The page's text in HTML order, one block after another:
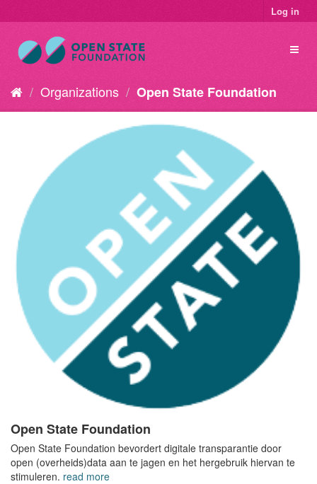
Log in
Organizations Open State Foundation
Open State Foundation
Open State Foundation bevordert digitale transparantie door
open (overheids)data aan te jagen en het hergebruik hiervan te
stimuleren. read more